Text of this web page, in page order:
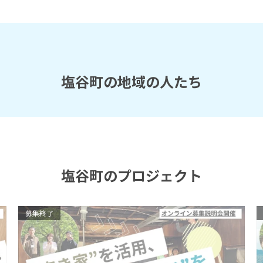
塩谷町の地域の人たち
塩谷町のプロジェクト
募集終了